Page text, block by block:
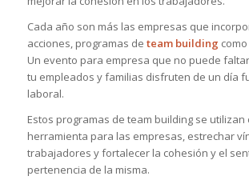
Cada año son más las empresas que
acciones, programas de team building
Un evento para empresa que no puede
tu empleados y familias disfruten de un día
laboral.
Estos programas de team building se utilizan
herramienta para las empresas, estrechar
trabajadores y fortalecer la cohesión y el
pertenencia de la misma.